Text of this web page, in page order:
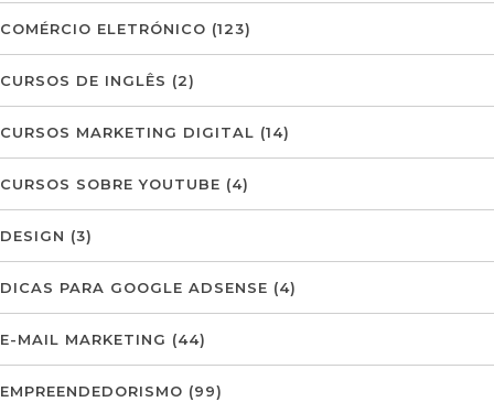
COMÉRCIO ELETRÓNICO (123)
CURSOS DE INGLÊS (2)
CURSOS MARKETING DIGITAL (14)
CURSOS SOBRE YOUTUBE (4)
DESIGN (3)
DICAS PARA GOOGLE ADSENSE (4)
E-MAIL MARKETING (44)
EMPREENDEDORISMO (99)